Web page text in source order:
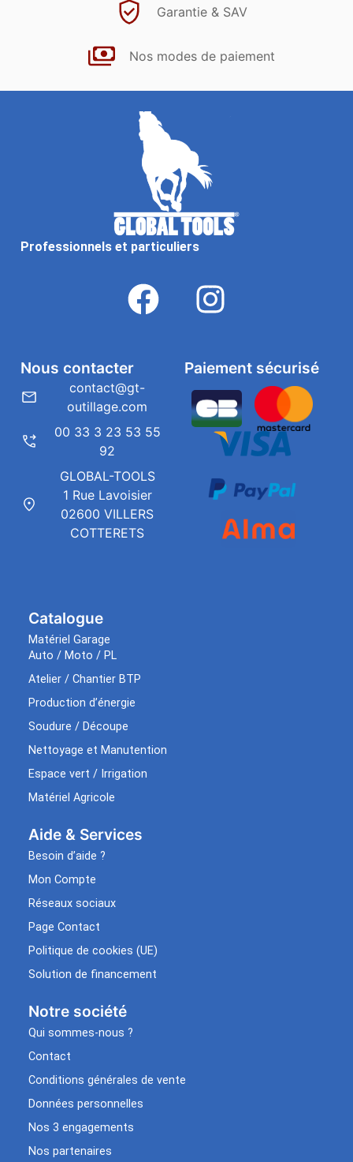
Garantie & SAV
Nos modes de paiement
Professionnels et particuliers
Catalogue
Matériel Garage
Auto / Moto / PL
Atelier / Chantier BTP
Production d’énergie
Soudure / Découpe
Nettoyage et Manutention
Espace vert / Irrigation
Matériel Agricole
Aide & Services​
Besoin d’aide ?
Mon Compte
Réseaux sociaux
Page Contact
Politique de cookies (UE)
Solution de financement
Notre société
Qui sommes-nous ?
Contact
Conditions générales de vente
Données personnelles
Nos 3 engagements
Nos partenaires
Paiement sécurisé
Nous contacter
contact@gt-
outillage.com
00 33 3 23 53 55
92
GLOBAL-TOOLS
1 Rue Lavoisier
02600 VILLERS
COTTERETS